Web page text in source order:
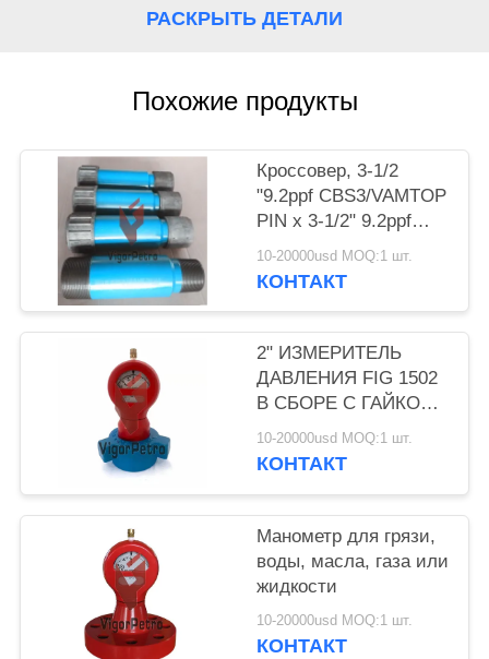
PRIVACY
POLICY
РАСКРЫТЬ ДЕТАЛИ
Похожие продукты
Кроссовер, 3-1/2
"9.2ppf CBS3/VAMTOP
PIN x 3-1/2" 9.2ppf
EUE PIN, L80-25Cr,
длина 18 ".
10-20000usd MOQ:1 шт.
КОНТАКТ
2" ИЗМЕРИТЕЛЬ
ДАВЛЕНИЯ FIG 1502
В СБОРЕ С ГАЙКОЙ
10 000 PSI NACE
10-20000usd MOQ:1 шт.
КОНТАКТ
Манометр для грязи,
воды, масла, газа или
жидкости
10-20000usd MOQ:1 шт.
КОНТАКТ